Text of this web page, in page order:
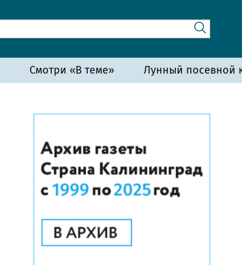
Смотри «В теме» Лунный посевной